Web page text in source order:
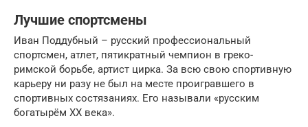
Лучшие спортсмены
Иван Поддубный – русский профессиональный
спортсмен, атлет, пятикратный чемпион в греко-
римской борьбе, артист цирка. За всю свою спортивную
карьеру ни разу не был на месте проигравшего в
спортивных состязаниях. Его называли «русским
богатырём XX века».